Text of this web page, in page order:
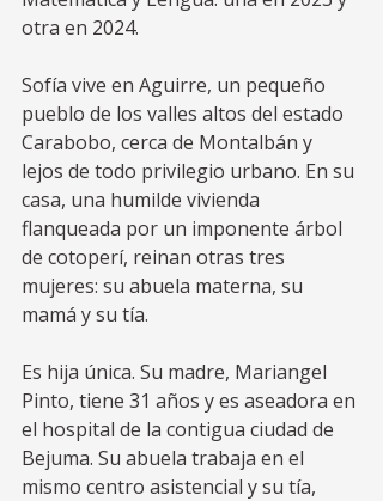
otra en 2024.
Sofía vive en Aguirre, un pequeño
pueblo de los valles altos del estado
Carabobo, cerca de Montalbán y
lejos de todo privilegio urbano. En su
casa, una humilde vivienda
flanqueada por un imponente árbol
de cotoperí, reinan otras tres
mujeres: su abuela materna, su
mamá y su tía.
Es hija única. Su madre, Mariangel
Pinto, tiene 31 años y es aseadora en
el hospital de la contigua ciudad de
Bejuma. Su abuela trabaja en el
mismo centro asistencial y su tía,